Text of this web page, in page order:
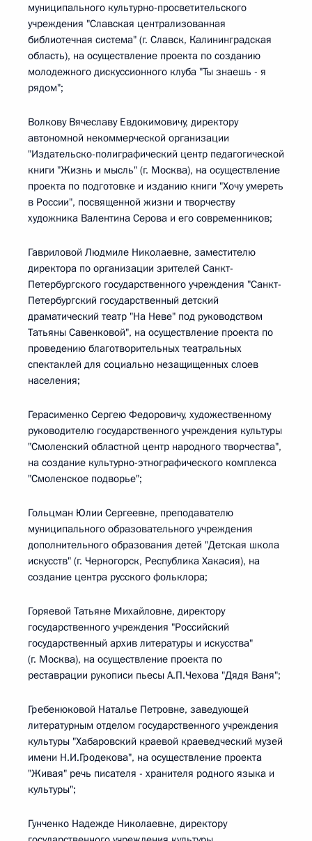
муниципального культурно-просветительского
учреждения "Славская централизованная
библиотечная система" (г. Славск, Калининградская
область), на осуществление проекта по созданию
молодежного дискуссионного клуба "Ты знаешь - я
рядом";
Волкову Вячеславу Евдокимовичу, директору
автономной некоммерческой организации
"Издательско-полиграфический центр педагогической
книги "Жизнь и мысль" (г. Москва), на осуществление
проекта по подготовке и изданию книги "Хочу умереть
в России", посвященной жизни и творчеству
художника Валентина Серова и его современников;
Гавриловой Людмиле Николаевне, заместителю
директора по организации зрителей Санкт-
Петербургского государственного учреждения "Санкт-
Петербургский государственный детский
драматический театр "На Неве" под руководством
Татьяны Савенковой", на осуществление проекта по
проведению благотворительных театральных
спектаклей для социально незащищенных слоев
населения;
Герасименко Сергею Федоровичу, художественному
руководителю государственного учреждения культуры
"Смоленский областной центр народного творчества",
на создание культурно-этнографического комплекса
"Смоленское подворье";
Гольцман Юлии Сергеевне, преподавателю
муниципального образовательного учреждения
дополнительного образования детей "Детская школа
искусств" (г. Черногорск, Республика Хакасия), на
создание центра русского фольклора;
Горяевой Татьяне Михайловне, директору
государственного учреждения "Российский
государственный архив литературы и искусства"
(г. Москва), на осуществление проекта по
реставрации рукописи пьесы А.П.Чехова "Дядя Ваня";
Гребенюковой Наталье Петровне, заведующей
литературным отделом государственного учреждения
культуры "Хабаровский краевой краеведческий музей
имени Н.И.Гродекова", на осуществление проекта
"Живая" речь писателя - хранителя родного языка и
культуры";
Гунченко Надежде Николаевне, директору